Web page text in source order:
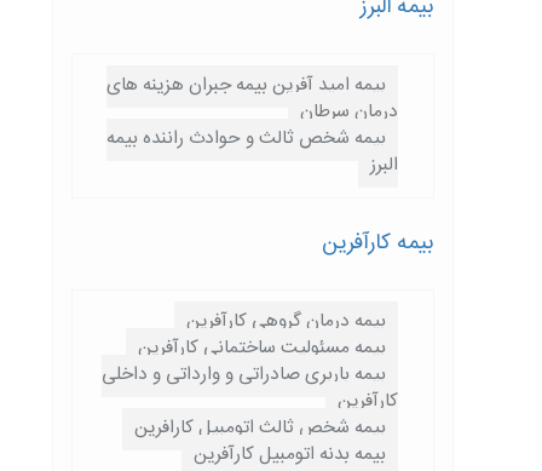
بیمه امید آفرین بیمه جبران هزینه های
درمان سرطان
بیمه شخص ثالث و حوادث راننده بیمه
البرز
بیمه کارآفرین
بیمه درمان گروهی کارآفرین
بیمه مسئولیت ساختمانی کارآفرین
بیمه باربری صادراتی و وارداتی و داخلی
کارآفرین
بیمه شخص ثالث اتومبیل کارافرین
بیمه بدنه اتومبیل کارآفرین